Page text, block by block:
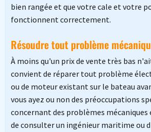
bien rangée et que votre cale et votre
fonctionnent correctement.
Résoudre tout problème
À moins qu'un prix de vente très bas
convient de réparer tout problème
ou de moteur existant sur le bateau
vous ayez ou non des préoccupations
concernant des problèmes
de consulter un ingénieur maritime ou